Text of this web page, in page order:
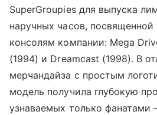
SuperGroupies для выпуска
наручных часов,
консолям компании: Mega
(1994) и Dreamcast (1998). В
мерчандайза с простым
модель получила глубокую
узнаваемых только фанатами